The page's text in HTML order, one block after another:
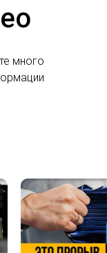
много